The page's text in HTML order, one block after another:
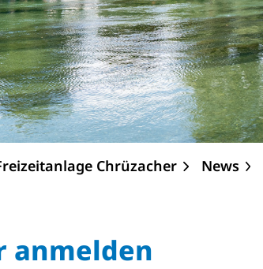
Chrüzacher News
anmelden